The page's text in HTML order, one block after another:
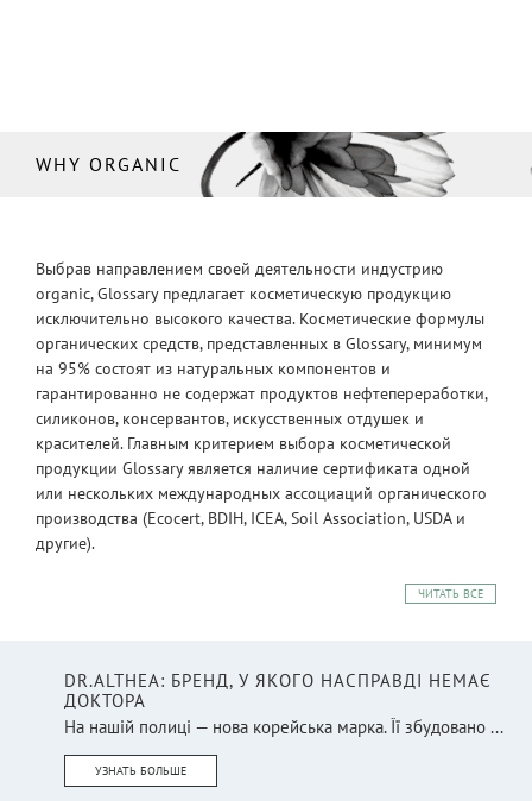
WHY ORGANIC
Выбрав направлением своей деятельности индустрию
organic, Glossary предлагает косметическую продукцию
исключительно высокого качества. Косметические формулы
органических средств, представленных в Glossary, минимум
на 95% состоят из натуральных компонентов и
гарантированно не содержат продуктов нефтепереработки,
силиконов, консервантов, искусственных отдушек и
красителей. Главным критерием выбора косметической
продукции Glossary является наличие сертификата одной
или нескольких международных ассоциаций органического
производства (Ecocert, BDIH, ICEA, Soil Association, USDA и
другие).
ЧИТАТЬ ВСЕ
DR.ALTHEA: БРЕНД, У ЯКОГО НАСПРАВДІ НЕМАЄ
ДОКТОРА
На нашій полиці — нова корейська марка. Її збудовано ...
УЗНАТЬ БОЛЬШЕ